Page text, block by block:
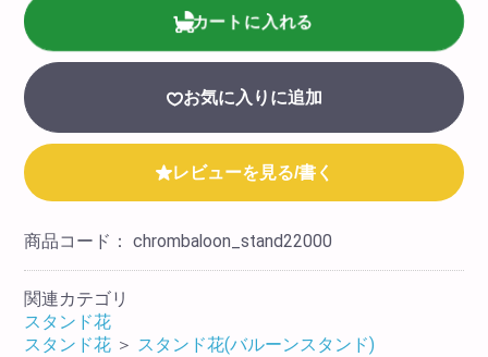
カートに入れる
お気に入りに追加
レビューを見る/書く
商品コード：chrombaloon_stand22000
関連カテゴリ
スタンド花
スタンド花 ＞ スタンド花(バルーンスタンド)